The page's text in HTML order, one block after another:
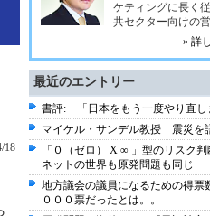
18
ケティングに長く
共セクター向けの
» 詳
最近のエントリー
書評: 「日本をもう一度やり直し
マイケル・サンデル教授 震災を
「０（ゼロ） X ∞ 」型のリスク判
ネットの世界も原発問題も同じ
地方議会の議員になるための得票
０００票だったとは。。